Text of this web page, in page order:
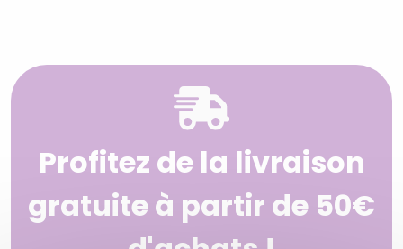
Profitez de la livraison
gratuite à partir de 50€